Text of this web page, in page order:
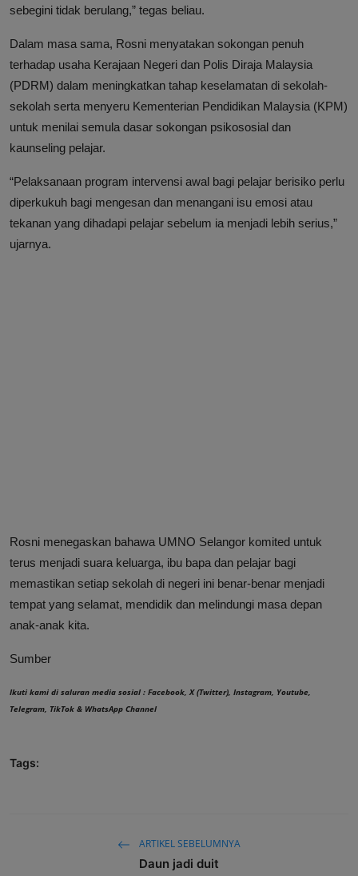
sebegini tidak berulang,” tegas beliau.
Dalam masa sama, Rosni menyatakan sokongan penuh
terhadap usaha Kerajaan Negeri dan Polis Diraja Malaysia
(PDRM) dalam meningkatkan tahap keselamatan di sekolah-
sekolah serta menyeru Kementerian Pendidikan Malaysia (KPM)
untuk menilai semula dasar sokongan psikososial dan
kaunseling pelajar.
“Pelaksanaan program intervensi awal bagi pelajar berisiko perlu
diperkukuh bagi mengesan dan menangani isu emosi atau
tekanan yang dihadapi pelajar sebelum ia menjadi lebih serius,”
ujarnya.
Rosni menegaskan bahawa UMNO Selangor komited untuk
terus menjadi suara keluarga, ibu bapa dan pelajar bagi
memastikan setiap sekolah di negeri ini benar-benar menjadi
tempat yang selamat, mendidik dan melindungi masa depan
anak-anak kita.
Sumber
Ikuti kami di saluran media sosial : Facebook X (Twitter) Instagram Youtube
Telegram TikTok & WhatsApp Channel
Tags:
ARTIKEL SEBELUMNYA
Daun jadi duit